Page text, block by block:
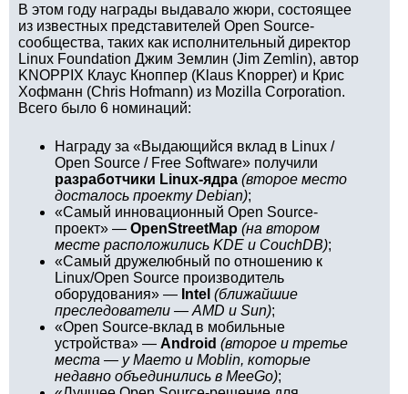
В этом году награды выдавало жюри, состоящее
из известных представителей Open Source-
сообщества, таких как исполнительный директор
Linux Foundation Джим Землин (Jim Zemlin), автор
KNOPPIX Клаус Кноппер (Klaus Knopper) и Крис
Хофманн (Chris Hofmann) из Mozilla Corporation.
Всего было 6 номинаций:
Награду за «Выдающийся вклад в Linux /
Open Source / Free Software» получили
разработчики Linux-ядра (второе место
досталось проекту Debian);
«Самый инновационный Open Source-
проект» — OpenStreetMap (на втором
месте расположились KDE и CouchDB);
«Самый дружелюбный по отношению к
Linux/Open Source производитель
оборудования» — Intel (ближайшие
преследователи — AMD и Sun);
«Open Source-вклад в мобильные
устройства» — Android (второе и третье
места — у Maemo и Moblin, которые
недавно объединились в MeeGo);